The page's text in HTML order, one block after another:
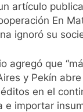
artículo
En
ignoró su
agregó que
y Pekín
en el
e importar